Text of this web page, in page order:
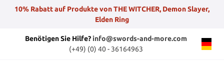
10% Rabatt auf Produkte von THE WITCHER, Demon Slayer,
Elden Ring
Benötigen Sie Hilfe?info@swords-and-more.com
(+49) (0) 40 - 36164963